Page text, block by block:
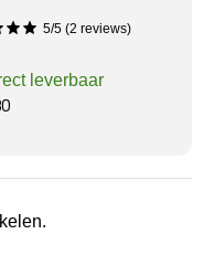
5/5 (2 reviews)
leverbaar